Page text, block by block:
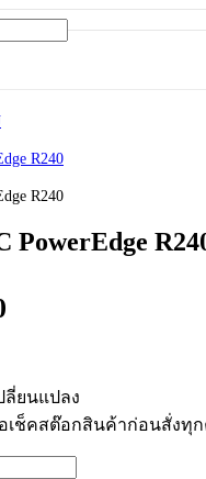
R240
R240
PowerEdge
ลี่ยนแปลง
เช็คสต๊อกสินค้าก่อนสั่งทุก